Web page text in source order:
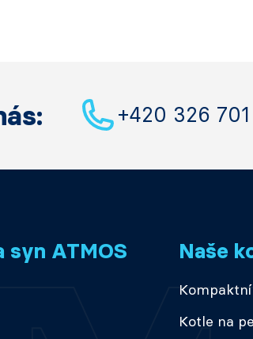
+420 326
syn ATMOS Naše
Kotle na